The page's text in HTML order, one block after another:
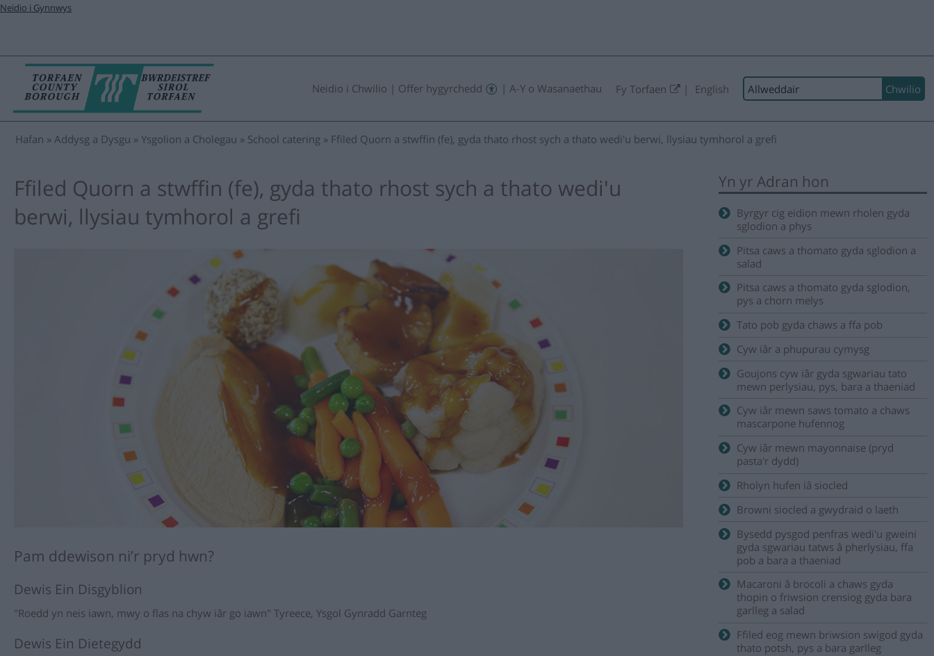
Neidio i Gynnwys
Neidio i Chwilio | Offer hygyrchedd |A-Y o Wasanaethau Fy Torfaen English Chwilio:
Hafan Addysg a Dysgu Ysgolion a Cholegau School catering Ffiled Quorn a stwffin (fe), gyda thato rhost sych a thato wedi'u berwi, llysiau tymhorol a grefi
Ffiled Quorn a stwffin (fe), gyda thato rhost sych a thato wedi'u
berwi, llysiau tymhorol a grefi
Pam ddewison ni’r pryd hwn?
Dewis Ein Disgyblion
"Roedd yn neis iawn, mwy o flas na chyw iâr go iawn" Tyreece, Ysgol Gynradd Garnteg
Dewis Ein Dietegydd
Yn yr Adran hon
Byrgyr cig eidion mewn rholen gyda
sglodion a phys
Pitsa caws a thomato gyda sglodion a
salad
Pitsa caws a thomato gyda sglodion,
pys a chorn melys
Tato pob gyda chaws a ffa pob
Cyw iâr a phupurau cymysg
Goujons cyw iâr gyda sgwariau tato
mewn perlysiau, pys, bara a thaeniad
Cyw iâr mewn saws tomato a chaws
mascarpone hufennog
Cyw iâr mewn mayonnaise (pryd
pasta'r dydd)
Rholyn hufen iâ siocled
Browni siocled a gwydraid o laeth
Bysedd pysgod penfras wedi'u gweini
gyda sgwariau tatws â pherlysiau, ffa
pob a bara a thaeniad
Macaroni â brocoli a chaws gyda
thopin o friwsion crensiog gyda bara
garlleg a salad
Ffiled eog mewn briwsion swigod gyda
thato potsh, pys a bara garlleg